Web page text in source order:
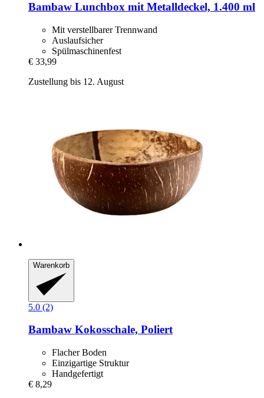
Bambaw Lunchbox mit Metalldeckel, 1.400 ml
Mit verstellbarer Trennwand
Auslaufsicher
Spülmaschinenfest
€ 33,99
Zustellung bis 12. August
Warenkorb
5.0 (2)
Bambaw Kokosschale, Poliert
Flacher Boden
Einzigartige Struktur
Handgefertigt
€ 8,29